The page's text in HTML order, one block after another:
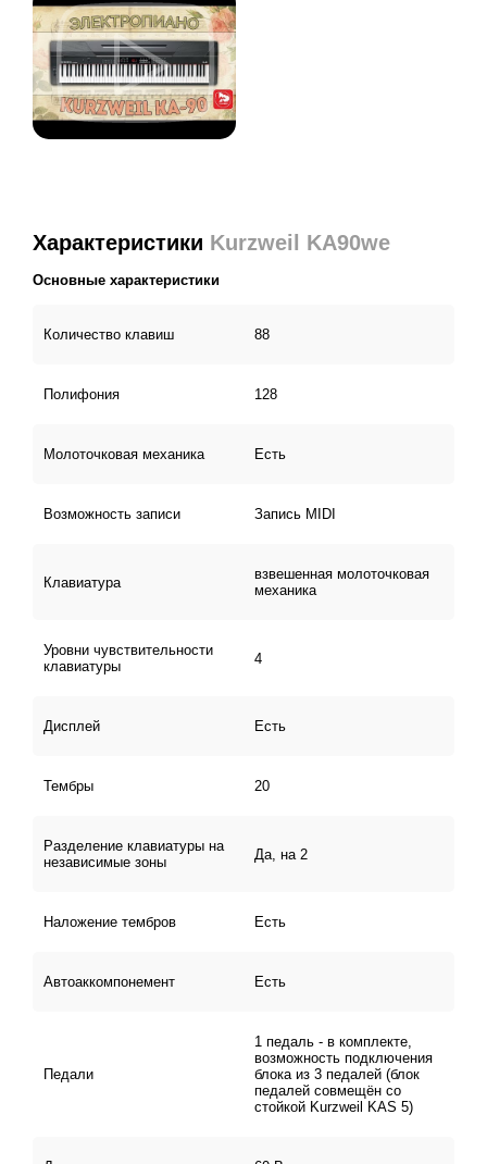
Характеристики Kurzweil KA90we
Основные характеристики
Количество клавиш 88
Полифония 128
Молоточковая механика Есть
Возможность записи Запись MIDI
Клавиатура
взвешенная молоточковая
механика
Уровни чувствительности
клавиатуры
4
Дисплей Есть
Тембры 20
Разделение клавиатуры на
независимые зоны
Да, на 2
Наложение тембров Есть
Автоаккомпонемент Есть
Педали
1 педаль - в комплекте,
возможность подключения
блока из 3 педалей (блок
педалей совмещён со
стойкой Kurzweil KAS 5)